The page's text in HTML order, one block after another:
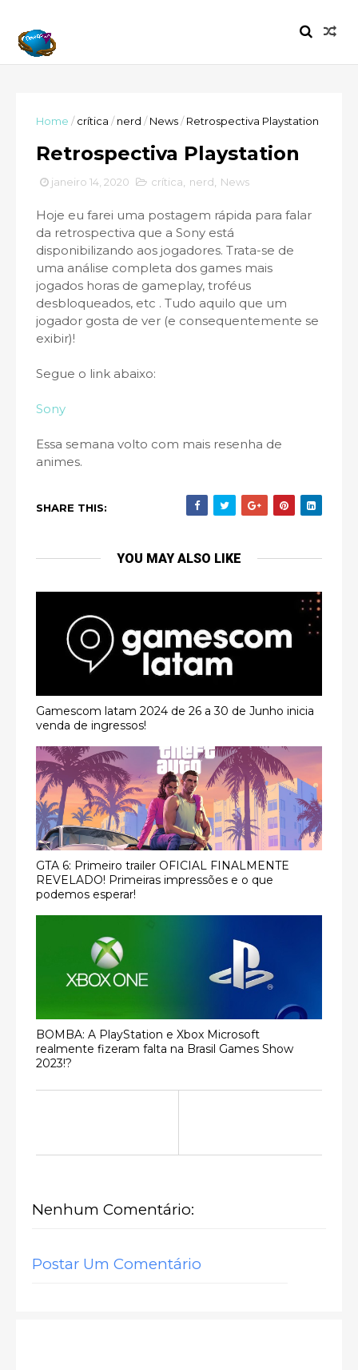
Home / crítica / nerd / News/ Retrospectiva Playstation
Retrospectiva Playstation
janeiro 14, 2020 crítica nerd News
Hoje eu farei uma postagem rápida para falar
da retrospectiva que a Sony está
disponibilizando aos jogadores. Trata-se de
uma análise completa dos games mais
jogados horas de gameplay, troféus
desbloqueados, etc . Tudo aquilo que um
jogador gosta de ver (e consequentemente se
exibir)!
Segue o link abaixo:
Sony
Essa semana volto com mais resenha de
animes.
SHARE THIS:
YOU MAY ALSO LIKE
Gamescom latam 2024 de 26 a 30 de Junho inicia
venda de ingressos!
GTA 6: Primeiro trailer OFICIAL FINALMENTE
REVELADO! Primeiras impressões e o que
podemos esperar!
BOMBA: A PlayStation e Xbox Microsoft
realmente fizeram falta na Brasil Games Show
2023!?
Nenhum Comentário:
Postar Um Comentário